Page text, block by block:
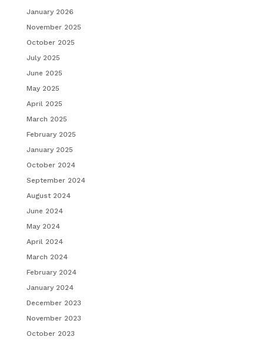
January 2026
November 2025
October 2025
July 2025
June 2025
May 2025
April 2025
March 2025
February 2025
January 2025
October 2024
September 2024
August 2024
June 2024
May 2024
April 2024
March 2024
February 2024
January 2024
December 2023
November 2023
October 2023